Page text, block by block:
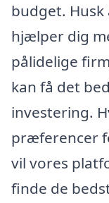
budget.
hjælper dig
pålidelige
kan få det
investering.
præferencer
vil vores
finde de